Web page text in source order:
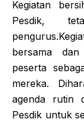
Kegiatan
Pesdik,
bersama
peserta
mereka.
agenda rutin
Pesdik untuk